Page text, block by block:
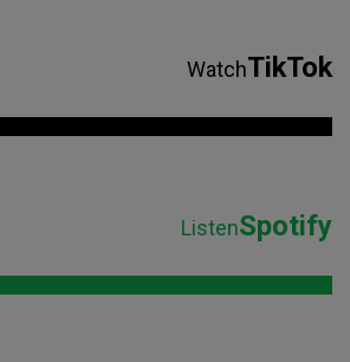
WatchTikTok
ListenSpotify